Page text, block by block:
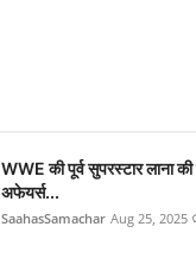
WWE की पूर्व सुपरस्टार लाना
अफेयर्स...
SaahasSamachar Aug 25, 2025